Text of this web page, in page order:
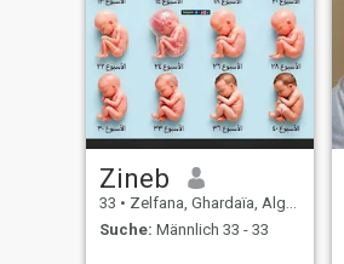
Zineb
33 • Zelfana, Ghardaïa, Algerien
Suche: Männlich 33 - 33